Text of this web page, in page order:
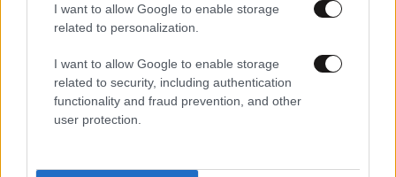
I want to allow Google to enable storage
related to personalization.
I want to allow Google to enable storage
related to security, including authentication
functionality and fraud prevention, and other
user protection.
25·10·2022 13:01
H Βρετανία έχει νέο πρωθυπουργό και η λίρα ανέβηκε